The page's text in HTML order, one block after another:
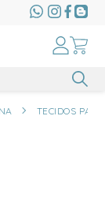
TECIDOS